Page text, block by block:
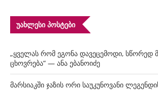
ᲣᲐᲮᲚᲔᲡᲘ ᲞᲝᲡᲢᲔᲑᲘ
„ყველას რომ ეგონა დავეცემოდი, სწორედ
ცხოვრება“ — ანა ებანოიძე
მარსიაკში ჯაზის ორი საუკუნოვანი